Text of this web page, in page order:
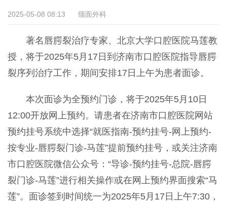
2025-05-08 08:13 颌面外科
著名唇腭裂治疗专家、北京大学口腔医院马莲教
授，将于2025年5月17日到济南市口腔医院指导唇腭
裂序列治疗工作，期间安排17日上午为患者面诊。
本次面诊为全预约门诊，将于2025年5月10日
12:00开放网上预约。请患者在济南市口腔医院网站
预约挂号系统中选择“就医指南-预约挂号-网上预约-
按专业-唇腭裂门诊-马莲”提前预约挂号，或关注济南
市口腔医院微信公众号：“导诊-预约挂号-总院-唇腭
裂门诊-马莲”进行相关操作或在网上预约界面搜索“马
莲”。面诊签到时间统一为2025年5月17日上午7:30，